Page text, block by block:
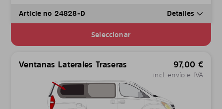
Article no 24828-D Detalles
Seleccionar
Ventanas Laterales Traseras 97,00 €
incl. envío e IVA